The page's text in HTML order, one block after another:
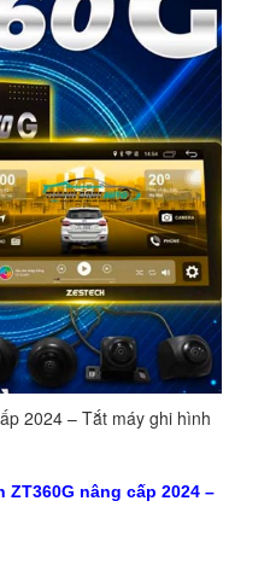
2024 – Tắt máy ghi hình
nâng cấp 2024 –